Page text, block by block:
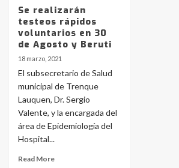
Se realizarán
testeos rápidos
voluntarios en 30
de Agosto y Beruti
18 marzo, 2021
El subsecretario de Salud
municipal de Trenque
Lauquen, Dr. Sergio
Valente, y la encargada del
área de Epidemiología del
Hospital...
Read More
4
5
Los precios de los
6
La Bolsa de Cereales
Blanca anticipa que
con lluvias y heladas,